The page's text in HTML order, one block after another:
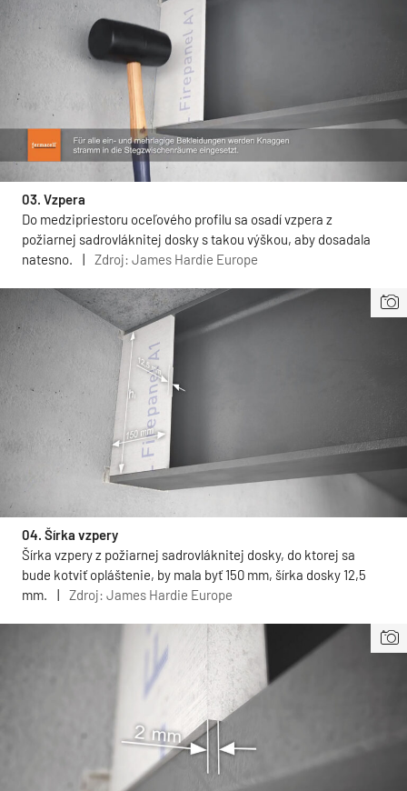
03. Vzpera
Do medzipriestoru oceľového profilu sa osadí vzpera z
požiarnej sadrovláknitej dosky s takou výškou, aby dosadala
natesno.
| Zdroj: James Hardie Europe
04. Šírka vzpery
Šírka vzpery z požiarnej sadrovláknitej dosky, do ktorej sa
bude kotviť opláštenie, by mala byť 150 mm, šírka dosky 12,5
mm.
| Zdroj: James Hardie Europe